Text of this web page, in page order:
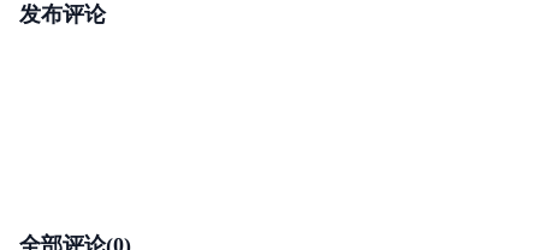
发布评论
全部评论(0)